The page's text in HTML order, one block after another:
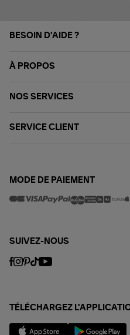
BESOIN D'AIDE ?
À PROPOS
NOS SERVICES
SERVICE CLIENT
MODE DE PAIEMENT
SUIVEZ-NOUS
TÉLÉCHARGEZ